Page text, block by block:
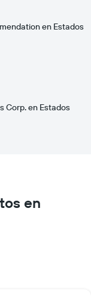
en Estados
Corp. en Estados
en